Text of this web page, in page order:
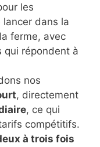
les
dans la
ferme, avec
qui répondent à
nos
, directement
, ce qui
compétitifs.
à trois fois